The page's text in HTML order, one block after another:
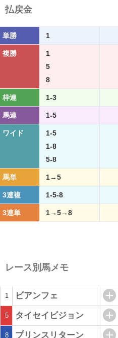
払戻金
単勝 1
複勝 1
5
8
枠連 1-3
馬連 1-5
ワイド 1-5
1-8
5-8
馬単 1→5
3連複 1-5-8
3連単 1→5→8
レース別馬メモ
1 ビアンフェ
5 タイセイビジョン
8 プリンスリターン